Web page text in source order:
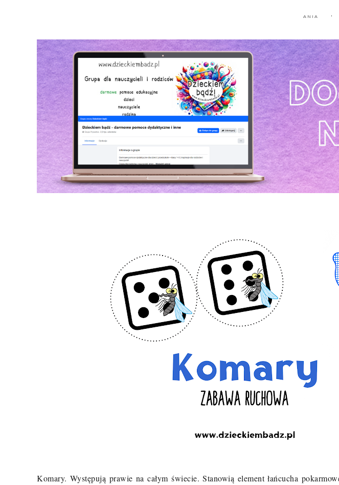
ANIA
Komary. Występują prawie na całym świecie. Stanowią element łańcucha